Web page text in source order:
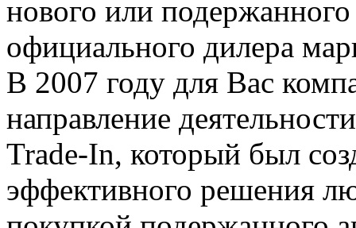
нового или
официального дилера
В 2007 году для Вас
направление
Trade-In, который был
эффективного решения